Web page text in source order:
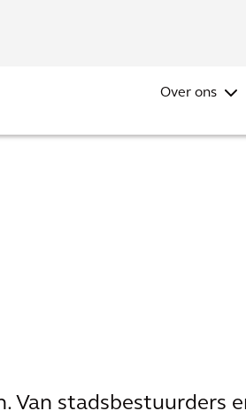
Over ons
Van stadsbestuurders